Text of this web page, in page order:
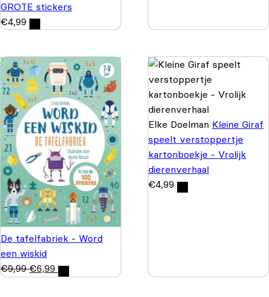
GROTE stickers
€4,99
De tafelfabriek - Word
een wiskid
€9,99 €6,99
Elke Doelman Kleine Giraf
speelt verstoppertje
kartonboekje - Vrolijk
dierenverhaal
€4,99